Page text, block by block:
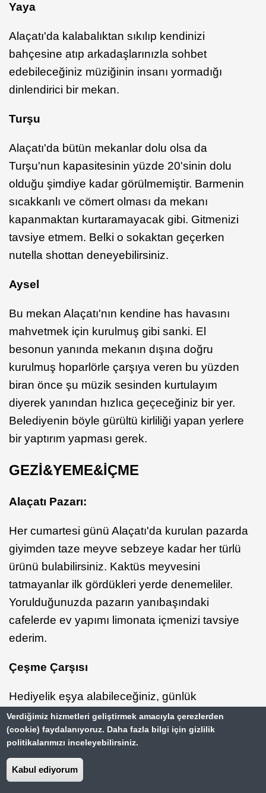
Yaya
Alaçatı'da kalabalıktan sıkılıp kendinizi
bahçesine atıp arkadaşlarınızla sohbet
edebileceğiniz müziğinin insanı yormadığı
dinlendirici bir mekan.
Turşu
Alaçatı'da bütün mekanlar dolu olsa da
Turşu'nun kapasitesinin yüzde 20'sinin dolu
olduğu şimdiye kadar görülmemiştir. Barmenin
sıcakkanlı ve cömert olması da mekanı
kapanmaktan kurtaramayacak gibi. Gitmenizi
tavsiye etmem. Belki o sokaktan geçerken
nutella shottan deneyebilirsiniz.
Aysel
Bu mekan Alaçatı'nın kendine has havasını
mahvetmek için kurulmuş gibi sanki. El
besonun yanında mekanın dışına doğru
kurulmuş hoparlörle çarşıya veren bu yüzden
biran önce şu müzik sesinden kurtulayım
diyerek yanından hızlıca geçeceğiniz bir yer.
Belediyenin böyle gürültü kirliliği yapan yerlere
bir yaptırım yapması gerek.
GEZİ&YEME&İÇME
Alaçatı Pazarı:
Her cumartesi günü Alaçatı'da kurulan pazarda
giyimden taze meyve sebzeye kadar her türlü
ürünü bulabilirsiniz. Kaktüs meyvesini
tatmayanlar ilk gördükleri yerde denemeliler.
Yorulduğunuzda pazarın yanıbaşındaki
cafelerde ev yapımı limonata içmenizi tavsiye
ederim.
Çeşme Çarşısı
Hediyelik eşya alabileceğiniz, günlük
ihtiyaçlarınızı giderebileceğiniz bir çarşı.
Ayvalık & Foça gibi sahil beldelerine benziyor.
Haftanın belirli günleri buradan Sakız Adası'na
gidiş dönüş 16 euroya gemiler kalkıyor. Çeşme
kalesine gitmeden çarşı turunuzu bitirmenizi
Verdiğimiz hizmetleri geliştirmek amacıyla çerezlerden
(cookie) faydalanıyoruz. Daha fazla bilgi için gizlilik
politikalarımızı inceleyebilirsiniz.
Kabul ediyorum